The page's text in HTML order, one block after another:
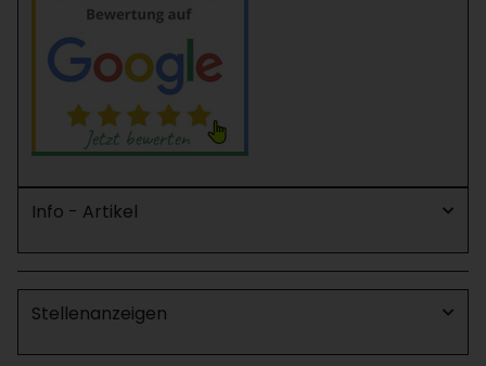
Info - Artikel
Stellenanzeigen